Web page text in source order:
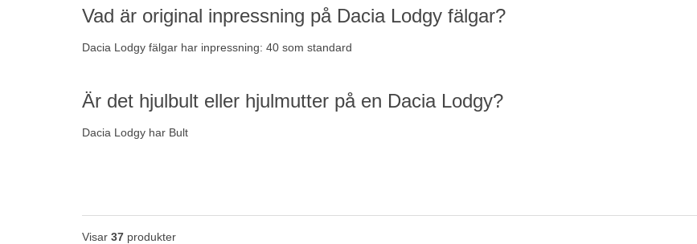
Vad är original inpressning på Dacia Lodgy fälgar?
Dacia Lodgy fälgar har inpressning: 40 som standard
Är det hjulbult eller hjulmutter på en Dacia Lodgy?
Dacia Lodgy har Bult
Visar 37 produkter